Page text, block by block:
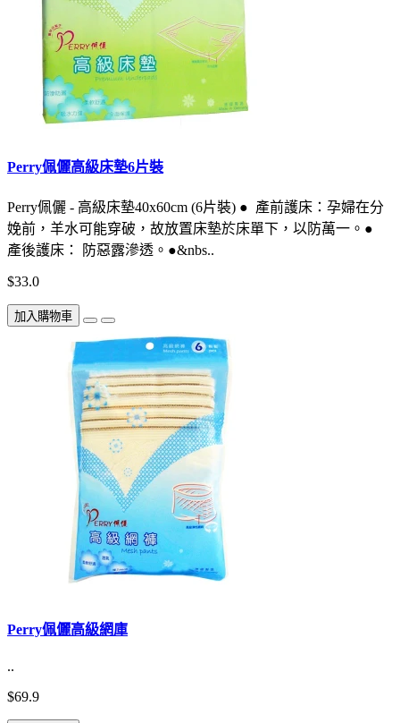
Perry佩儷高級床墊6片裝
Perry佩儷 - 高級床墊40x60cm (6片裝) ● 產前護床：孕婦在分
娩前，羊水可能穿破，故放置床墊於床單下，以防萬一。●
產後護床： 防惡露滲透。●&nbs..
$33.0
加入購物車
Perry佩儷高級網庫
..
$69.9